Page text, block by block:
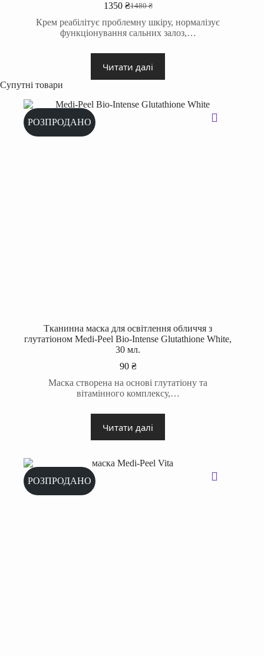
1480₴
Оригінальна
ціна:
1480 ₴.
1350 ₴Поточна
ціна:
1350 ₴.
Крем реабілітує проблемну шкіру, нормалізує
функціонування сальних залоз,…
Читати далі
Супутні товари
РОЗПРОДАНО
Тканинна маска для освітлення обличчя з
глутатіоном Medi-Peel Bio-Intense Glutathione White,
30 мл.
90 ₴
Маска створена на основі глутатіону та
вітамінного комплексу,…
Читати далі
РОЗПРОДАНО